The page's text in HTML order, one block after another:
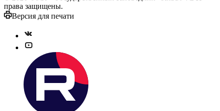
права защищены.
Версия для печати